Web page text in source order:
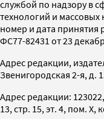
службой по надзору в
технологий и
номер и дата принятия
ФС77-82431 от 23
Адрес редакции,
Звенигородская 2-я, д.
Адрес редакции:
13, стр. 15, эт. 4, пом. X,